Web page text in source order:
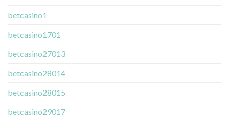
betcasino1
betcasino1701
betcasino27013
betcasino28014
betcasino28015
betcasino29017